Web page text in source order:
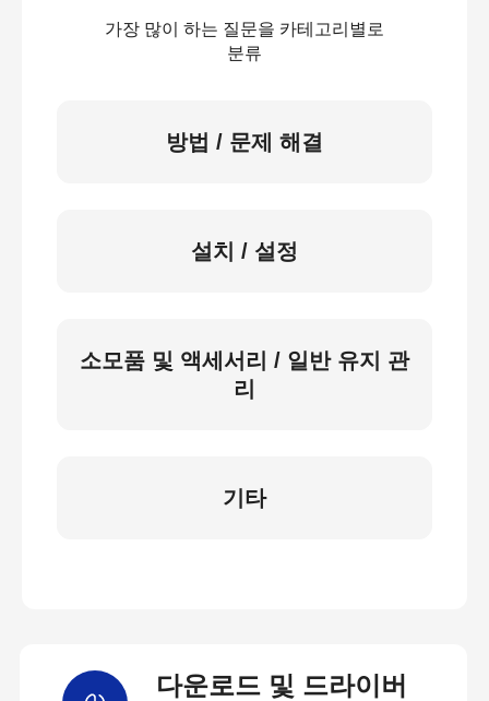
가장 많이 하는 질문을 카테고리별로
분류
방법 / 문제 해결
설치 / 설정
소모품 및 액세서리 / 일반 유지 관
리
기타
다운로드 및 드라이버